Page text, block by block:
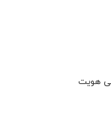
هویت